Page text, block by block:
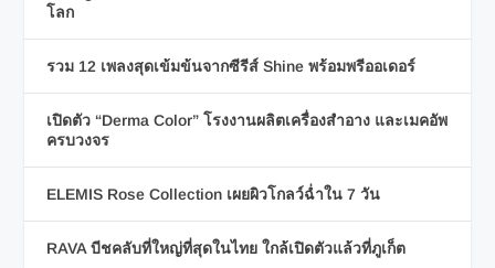
โลก
รวม 12 เพลงสุดเข้มข้นจากซีรีส์ Shine พร้อมพรีออเดอร์
เปิดตัว “Derma Color” โรงงานผลิตเครื่องสำอาง และเมคอัพ
ครบวงจร
ELEMIS Rose Collection เผยผิวโกลว์ฉ่ำใน 7 วัน
RAVA บีชคลับที่ใหญ่ที่สุดในไทย ใกล้เปิดตัวแล้วที่ภูเก็ต